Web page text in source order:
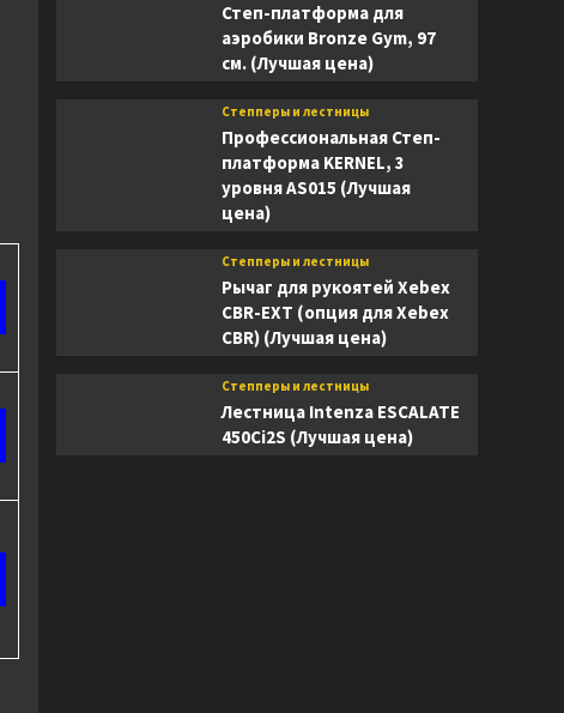
Степ-платформа для
аэробики Bronze Gym, 97
см. (Лучшая цена)
Степперы и лестницы
Профессиональная Степ-
платформа KERNEL, 3
уровня AS015 (Лучшая
цена)
Степперы и лестницы
Рычаг для рукоятей Xebex
CBR-EXT (опция для Xebex
CBR) (Лучшая цена)
Степперы и лестницы
Лестница Intenza ESCALATE
450Ci2S (Лучшая цена)